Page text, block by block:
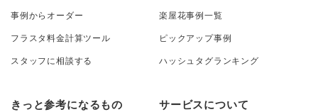
事例からオーダー
フラスタ料金計算ツール
スタッフに相談する
楽屋花事例一覧
ピックアップ事例
ハッシュタグランキング
きっと参考になるもの サービスについて